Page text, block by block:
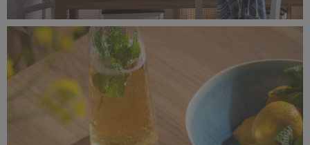
_MG_8306-2 3X2.jpg
553 KB